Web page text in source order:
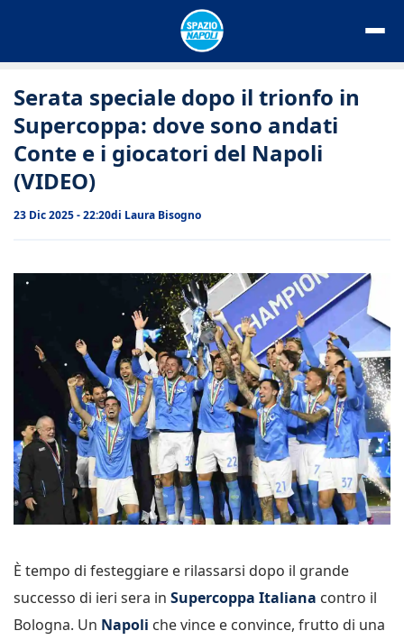
Serata speciale dopo il trionfo in
Supercoppa: dove sono andati
Conte e i giocatori del Napoli
(VIDEO)
23 Dic 2025 - 22:20di Laura Bisogno
È tempo di festeggiare e rilassarsi dopo il grande
successo di ieri sera in Supercoppa Italiana contro il
Bologna. Un Napoli che vince e convince, frutto di una